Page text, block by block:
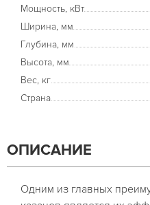
Мощность, кВт
Ширина, мм
Глубина, мм
Высота, мм
Вес, кг
Страна
ОПИСАНИЕ
Одним из главных